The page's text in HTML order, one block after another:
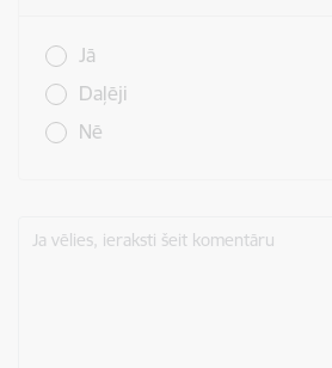
Jā
Daļēji
Nē
Ja vēlies, ieraksti šeit komentāru